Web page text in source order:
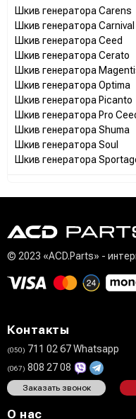
Шкив генератора Carens
Шкив генератора Carnival
Шкив генератора Ceed
Шкив генератора Cerato
Шкив генератора
Шкив генератора Optima
Шкив генератора Picanto
Шкив генератора Pro
Шкив генератора Shuma
Шкив генератора Soul
Шкив генератора
© 2023 «ACD.Parts» -
Контакты
(050) 711 02 67 Whatsapp
(067) 808 27 08
Заказать звонок
О нас